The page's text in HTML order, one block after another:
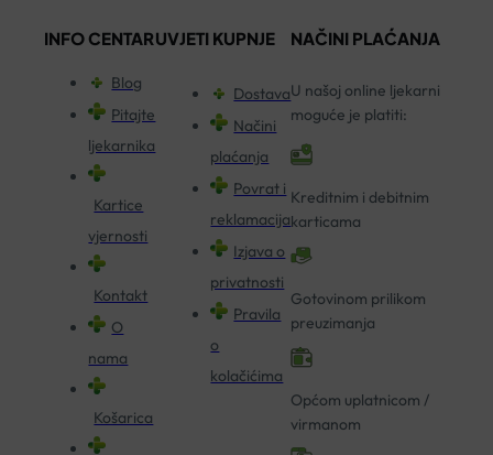
INFO CENTAR
Blog
Pitajte
ljekarnika
Kartice
vjernosti
Kontakt
O
nama
Košarica
UVJETI KUPNJE
Dostava
Načini
plaćanja
Povrat i
reklamacija
Izjava o
privatnosti
Pravila
o
kolačićima
NAČINI PLAĆANJA
U našoj online ljekarni
moguće je platiti:
Kreditnim i debitnim
karticama
Gotovinom prilikom
preuzimanja
Općom uplatnicom /
virmanom